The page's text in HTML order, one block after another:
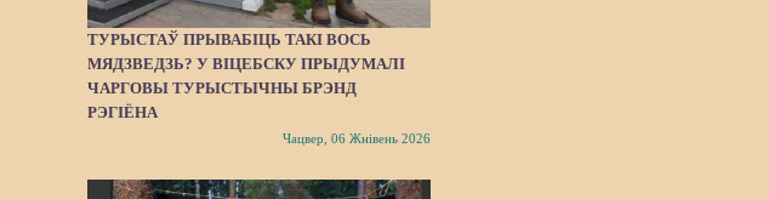
ТУРЫСТАЎ ПРЫВАБІЦЬ ТАКІ ВОСЬ
МЯДЗВЕДЗЬ? У ВІЦЕБСКУ ПРЫДУМАЛІ
ЧАРГОВЫ ТУРЫСТЫЧНЫ БРЭНД
РЭГІЁНА
Чацвер, 06 Жнівень 2026